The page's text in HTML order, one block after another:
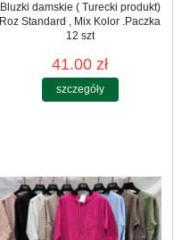
Bluzki damskie ( Turecki produkt)
Roz Standard , Mix Kolor .Paczka
12 szt
41.00 zł
szczegóły